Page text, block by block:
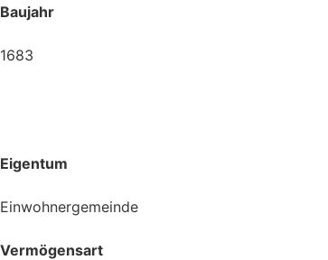
Baujahr
1683
Eigentum
Einwohnergemeinde
Vermögensart